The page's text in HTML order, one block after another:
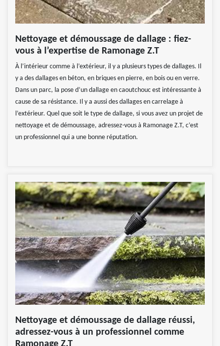
Nettoyage et démoussage de dallage : fiez-
vous à l’expertise de Ramonage Z.T
À l’intérieur comme à l’extérieur, il y a plusieurs types de dallages. Il
y a des dallages en béton, en briques en pierre, en bois ou en verre.
Dans un parc, la pose d’un dallage en caoutchouc est intéressante à
cause de sa résistance. Il y a aussi des dallages en carrelage à
l’extérieur. Quel que soit le type de dallage, si vous avez un projet de
nettoyage et de démoussage, adressez-vous à Ramonage Z.T, c’est
un professionnel qui a une bonne réputation.
Nettoyage et démoussage de dallage réussi,
adressez-vous à un professionnel comme